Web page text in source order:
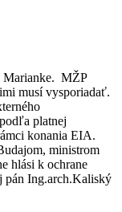
Marianke. MŽP
musí vysporiadať.
platnej
konania EIA.
ministrom
hlási k ochrane
pán Ing.arch.Kaliský